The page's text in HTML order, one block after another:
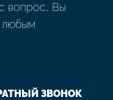
вопрос, Вы
любым
ЗВОНОК